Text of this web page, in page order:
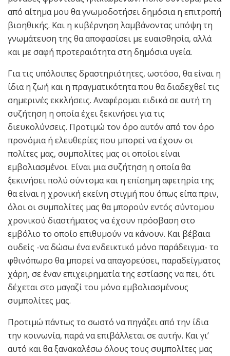
από αίτημα μου θα γνωμοδοτήσει δημόσια η επιτροπή
βιοηθικής. Και η κυβέρνηση λαμβάνοντας υπόψη τη
γνωμάτευση της θα αποφασίσει με ευαισθησία, αλλά
και με σαφή προτεραιότητα στη δημόσια υγεία.
Για τις υπόλοιπες δραστηριότητες, ωστόσο, θα είναι η
ίδια η ζωή και η πραγματικότητα που θα διαδεχθεί τις
σημερινές εκκλήσεις. Αναφέρομαι ειδικά σε αυτή τη
συζήτηση η οποία έχει ξεκινήσει για τις
διευκολύνσεις. Προτιμώ τον όρο αυτόν από τον όρο
προνόμια ή ελευθερίες που μπορεί να έχουν οι
πολίτες μας, συμπολίτες μας οι οποίοι είναι
εμβολιασμένοι. Είναι μια συζήτηση η οποία θα
ξεκινήσει πολύ σύντομα και η επίσημη αφετηρία της
θα είναι η χρονική εκείνη στιγμή που όπως είπα πριν,
όλοι οι συμπολίτες μας θα μπορούν εντός σύντομου
χρονικού διαστήματος να έχουν πρόσβαση στο
εμβόλιο το οποίο επιθυμούν να κάνουν. Και βέβαια
ουδείς -να δώσω ένα ενδεικτικό μόνο παράδειγμα- το
φθινόπωρο θα μπορεί να απαγορεύσει, παραδείγματος
χάρη, σε έναν επιχειρηματία της εστίασης να πει, ότι
δέχεται στο μαγαζί του μόνο εμβολιασμένους
συμπολίτες μας.
Προτιμώ πάντως το σωστό να πηγάζει από την ίδια
την κοινωνία, παρά να επιβάλλεται σε αυτήν. Και γι’
αυτό και θα ξανακαλέσω όλους τους συμπολίτες μας